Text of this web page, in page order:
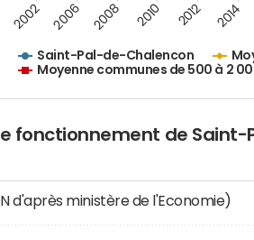
Saint-Pal-de-Chalencon
Moyenne communes de 500 à 2
2002 2006 2008 2010 2012 2014
fonctionnement de
d'après ministère de l'Economie)